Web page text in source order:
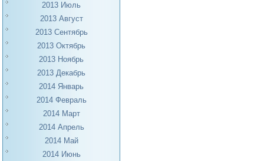
2013 Июль
2013 Август
2013 Сентябрь
2013 Октябрь
2013 Ноябрь
2013 Декабрь
2014 Январь
2014 Февраль
2014 Март
2014 Апрель
2014 Май
2014 Июнь